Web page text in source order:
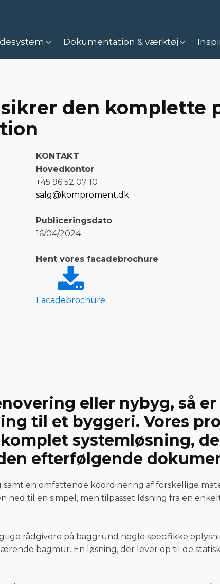
Dokumentation & værktøj
den komplette
KONTAKT
Hovedkontor
+45 96 52 07 10
salg@komproment.dk
Publiceringsdato
16/04/2024
Hent vores facadebrochure
Facadebrochure
eller nybyg, så
til et byggeri. Vores
systemløsning,
efterfølgende
en omfattende koordinering af forskellige
ned til en simpel, men tilpasset løsning fra en
rådgivere på baggrund nogle specifikke
bagmur. En løsning, der lever op til de